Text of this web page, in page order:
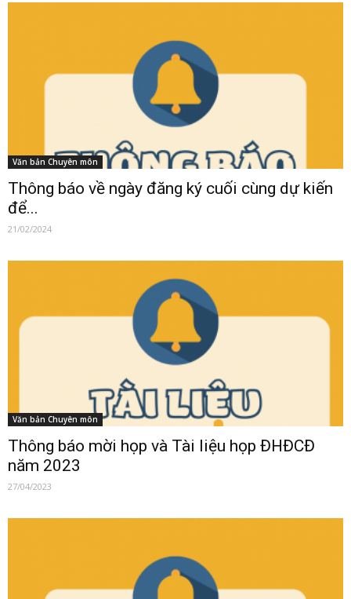
Văn bản Chuyên môn
Thông báo về ngày đăng ký cuối cùng dự kiến
để...
21/02/2024
Văn bản Chuyên môn
Thông báo mời họp và Tài liệu họp ĐHĐCĐ
năm 2023
27/04/2023